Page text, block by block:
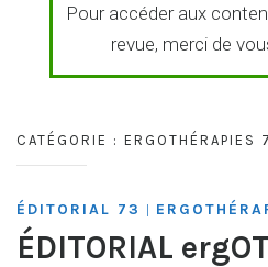
Pour accéder aux
revue, merci de
CATÉGORIE : ERGOTHÉRAPIES
ÉDITORIAL 73 |
ÉDITORIAL